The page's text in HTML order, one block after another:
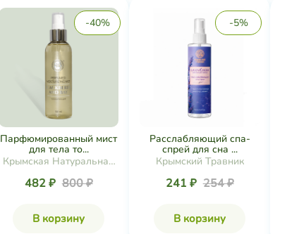
-40%
Парфюмированный мист
для тела то...
Крымская Натуральная
482 ₽ 800 ₽
В корзину
-5%
Расслабляющий спа-
спрей для сна ...
Крымский Травник
241 ₽ 254 ₽
В корзину